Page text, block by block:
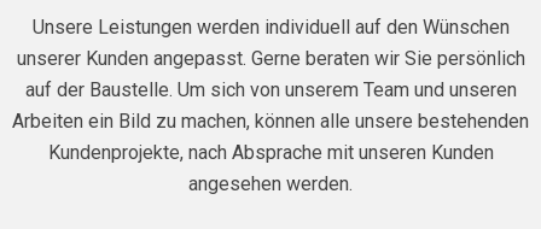
Unsere Leistungen werden individuell auf den Wünschen
unserer Kunden angepasst. Gerne beraten wir Sie persönlich
auf der Baustelle. Um sich von unserem Team und unseren
Arbeiten ein Bild zu machen, können alle unsere bestehenden
Kundenprojekte, nach Absprache mit unseren Kunden
angesehen werden.